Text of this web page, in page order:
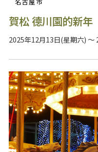
賀松 德川園的新年
2025年12月13日(星期六)